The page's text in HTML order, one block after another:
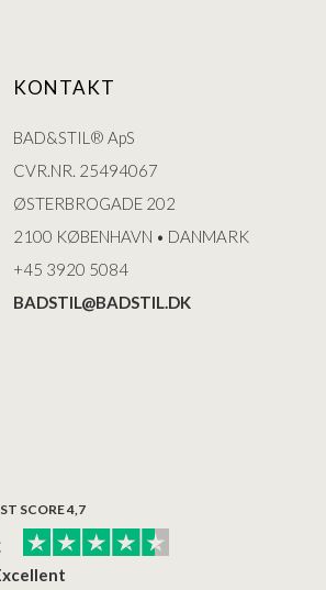
KONTAKT
BAD&STIL® ApS
CVR.NR. 25494067
ØSTERBROGADE 202
2100 KØBENHAVN • DANMARK
+45 3920 5084
BADSTIL@BADSTIL.DK
SCORE 4,7